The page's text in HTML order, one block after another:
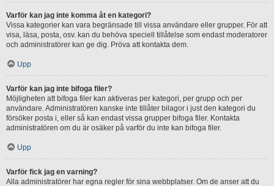
Varför kan jag inte komma åt en kategori?
Vissa kategorier kan vara begränsade till vissa användare eller grupper. För att
visa, läsa, posta, osv. kan du behöva speciell tillåtelse som endast moderatorer
och administratörer kan ge dig. Pröva att kontakta dem.
Upp
Varför kan jag inte bifoga filer?
Möjligheten att bifoga filer kan aktiveras per kategori, per grupp och per
användare. Administratören kanske inte tillåter bilagor i just den kategori du
försöker posta i, eller så kan endast vissa grupper bifoga filer. Kontakta
administratören om du är osäker på varför du inte kan bifoga filer.
Upp
Varför fick jag en varning?
Alla administratörer har egna regler för sina webbplatser. Om de anser att du